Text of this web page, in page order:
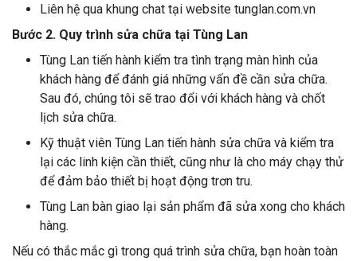
Liên hệ qua khung chat tại website tunglan.com.vn
Bước 2. Quy trình sửa chữa tại Tùng Lan
Tùng Lan tiến hành kiểm tra tình trạng màn hình của
khách hàng để đánh giá những vấn đề cần sửa chữa.
Sau đó, chúng tôi sẽ trao đổi với khách hàng và chốt
lịch sửa chữa.
Kỹ thuật viên Tùng Lan tiến hành sửa chữa và kiểm tra
lại các linh kiện cần thiết, cũng như là cho máy chạy thử
để đảm bảo thiết bị hoạt động trơn tru.
Tùng Lan bàn giao lại sản phẩm đã sửa xong cho khách
hàng.
Nếu có thắc mắc gì trong quá trình sửa chữa, bạn hoàn toàn